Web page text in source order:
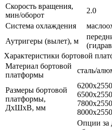
Скорость вращения,
мин/оборот
2.0
Система охлаждения
Аутригеры (вылет), м
Характеристики бортовой
Материал бортовой
платформы
сталь/
Размеры бортовой
платформы,
ДхШхВ, мм
Опции за